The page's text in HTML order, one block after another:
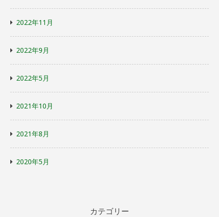
2022年11月
2022年9月
2022年5月
2021年10月
2021年8月
2020年5月
カテゴリー